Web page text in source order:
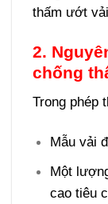
thấm ướt
2.
chống
Trong phép
Mẫu vải
Một
cao tiêu